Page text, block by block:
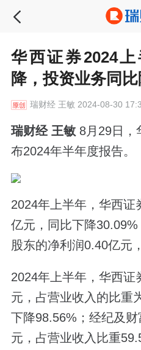
华西证券2024
降，投资业务同
瑞财经王敏 2024-08-30
瑞财经 王敏 8月29日，
布2024年半年度报告。
2024年上半年，华西证
亿元，同比下降
股东的净利润0.40亿元
2024年上半年，华西
元，占营业收入的比重
下降98.56%；经纪及
元，占营业收入比重